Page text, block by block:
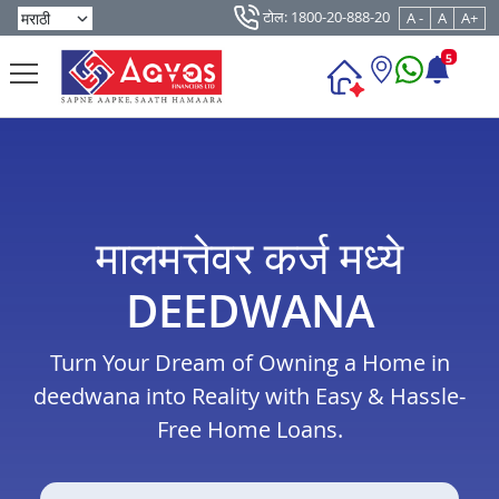
टोल: 1800-20-888-20 A - A A+
5
मालमत्तेवर कर्ज मध्ये
DEEDWANA
Turn Your Dream of Owning a Home in
deedwana into Reality with Easy & Hassle-
Free Home Loans.